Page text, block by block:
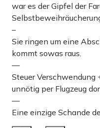
war es der Gipfel der
–
Sie ringen um eine
kommt sowas raus.
—
Steuer
unnötig per Flugzeug
—
Eine einzige Schande